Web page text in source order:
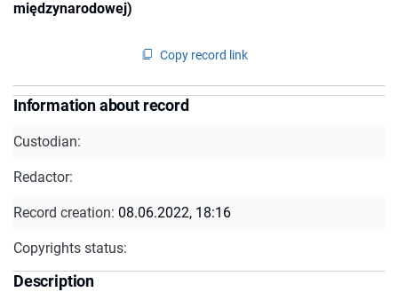
międzynarodowej)
Copy record link
Information about record
Custodian:
Redactor:
Record creation: 08.06.2022, 18:16
Copyrights status:
Description